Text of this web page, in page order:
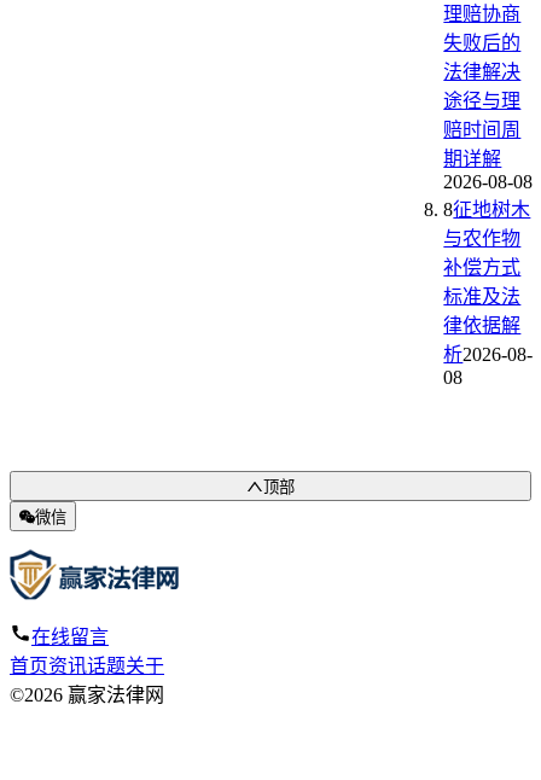
理赔协商
失败后的
法律解决
途径与理
赔时间周
期详解
2026-08-08
8征地树木
与农作物
补偿方式
标准及法
律依据解
析2026-08-
08
顶部
微信
在线留言
首页资讯话题关于
©2026 赢家法律网